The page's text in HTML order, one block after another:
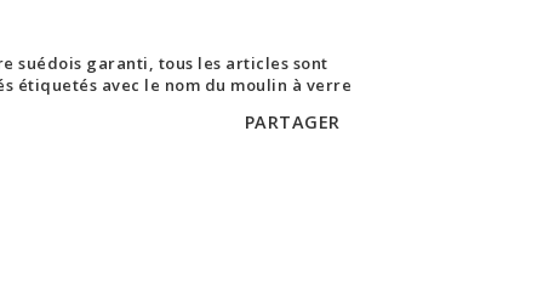
suédois garanti, tous les articles sont
étiquetés avec le nom du moulin à verre
PARTAGER